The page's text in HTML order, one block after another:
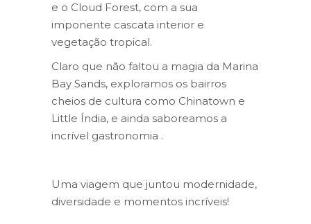
e o Cloud Forest, com a sua
imponente cascata interior e
vegetação tropical.
Claro que não faltou a magia da Marina
Bay Sands, exploramos os bairros
cheios de cultura como Chinatown e
Little Índia, e ainda saboreamos a
incrível gastronomia .
Uma viagem que juntou modernidade,
diversidade e momentos incríveis!